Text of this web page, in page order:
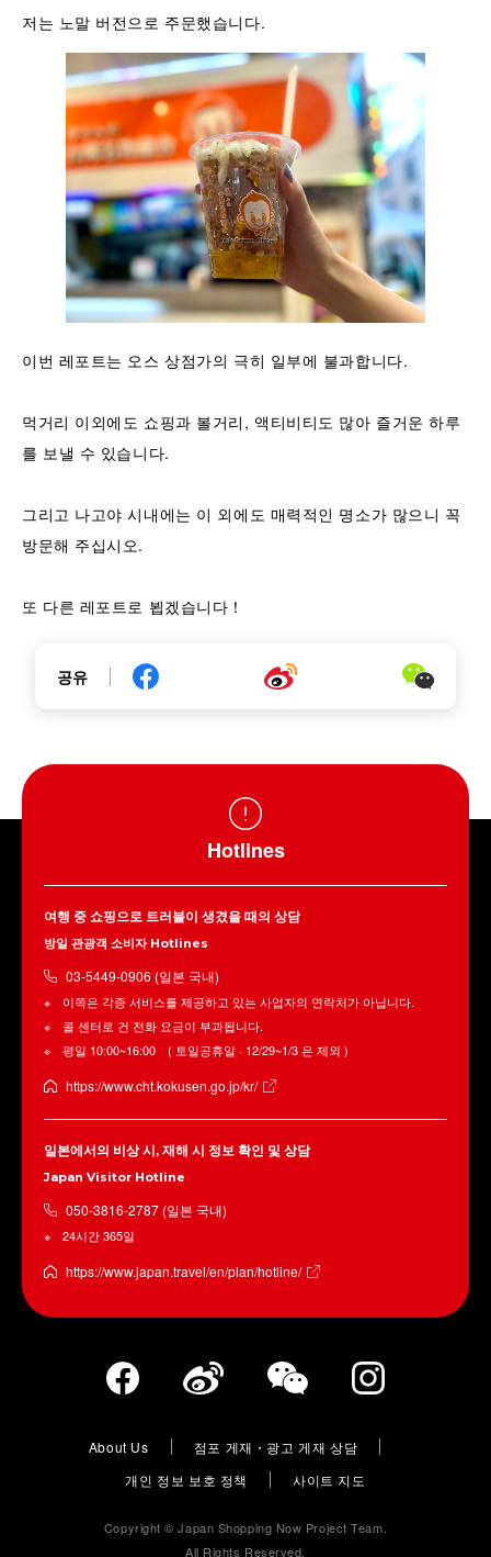
저는 노말 버전으로 주문했습니다.
이번 레포트는 오스 상점가의 극히 일부에 불과합니다.
먹거리 이외에도 쇼핑과 볼거리, 액티비티도 많아 즐거운 하루
를 보낼 수 있습니다.
그리고 나고야 시내에는 이 외에도 매력적인 명소가 많으니 꼭
방문해 주십시오.
또 다른 레포트로 뵙겠습니다！
공유
Hotlines
여행 중 쇼핑으로 트러블이 생겼을 때의 상담
방일 관광객 소비자 Hotlines
03-5449-0906 (일본 국내)
이쪽은 각종 서비스를 제공하고 있는 사업자의 연락처가 아닙니다.
콜 센터로 건 전화 요금이 부과됩니다.
평일 10:00~16:00 ( 토일공휴일 · 12/29~1/3 은 제외 )
https://www.cht.kokusen.go.jp/kr/
일본에서의 비상 시, 재해 시 정보 확인 및 상담
Japan Visitor Hotline
050-3816-2787 (일본 국내)
24시간 365일
https://www.japan.travel/en/plan/hotline/
About Us
점포 게재・광고 게재 상담
개인 정보 보호 정책
사이트 지도
Copyright © Japan Shopping Now Project Team.
All Rights Reserved.